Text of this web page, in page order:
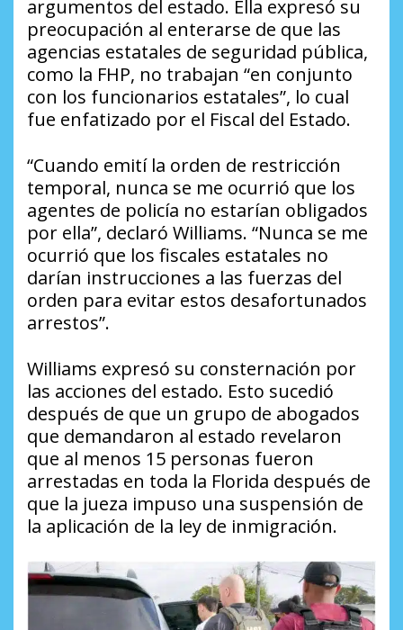
argumentos del estado. Ella expresó su
preocupación al enterarse de que las
agencias estatales de seguridad pública,
como la FHP, no trabajan “en conjunto
con los funcionarios estatales”, lo cual
fue enfatizado por el Fiscal del Estado.
“Cuando emití la orden de restricción
temporal, nunca se me ocurrió que los
agentes de policía no estarían obligados
por ella”, declaró Williams. “Nunca se me
ocurrió que los fiscales estatales no
darían instrucciones a las fuerzas del
orden para evitar estos desafortunados
arrestos”.
Williams expresó su consternación por
las acciones del estado. Esto sucedió
después de que un grupo de abogados
que demandaron al estado revelaron
que al menos 15 personas fueron
arrestadas en toda la Florida después de
que la jueza impuso una suspensión de
la aplicación de la ley de inmigración.